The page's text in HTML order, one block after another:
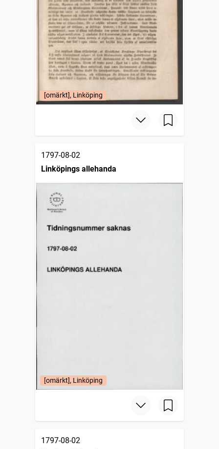
[omärkt], Linköping
1797-08-02
Linköpings allehanda
[omärkt], Linköping
1797-08-02